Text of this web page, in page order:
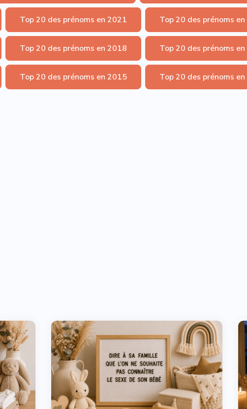
Top 20 des prénoms en 2021 Top 20 des prénoms
Top 20 des prénoms en 2018 Top 20 des prénoms
Top 20 des prénoms en 2015 Top 20 des prénoms